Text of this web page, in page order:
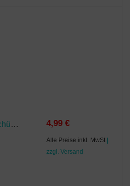
Ich Kann Rechnen 4 - Schülerarbeitsheft Für Die 3. Klasse 4,99 €
Alle Preise inkl. MwSt |
zzgl. Versand